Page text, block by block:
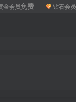
金会员免费 钻石会员